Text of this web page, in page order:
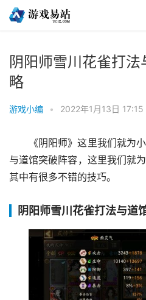
阴阳师雪川花雀打
略
游戏小编 • 2022年1月13日 17:15
《阴阳师》这里我们就为
与道馆突破阵容，这里我们就
其中有很多不错的技巧。
阴阳师雪川花雀打法与道